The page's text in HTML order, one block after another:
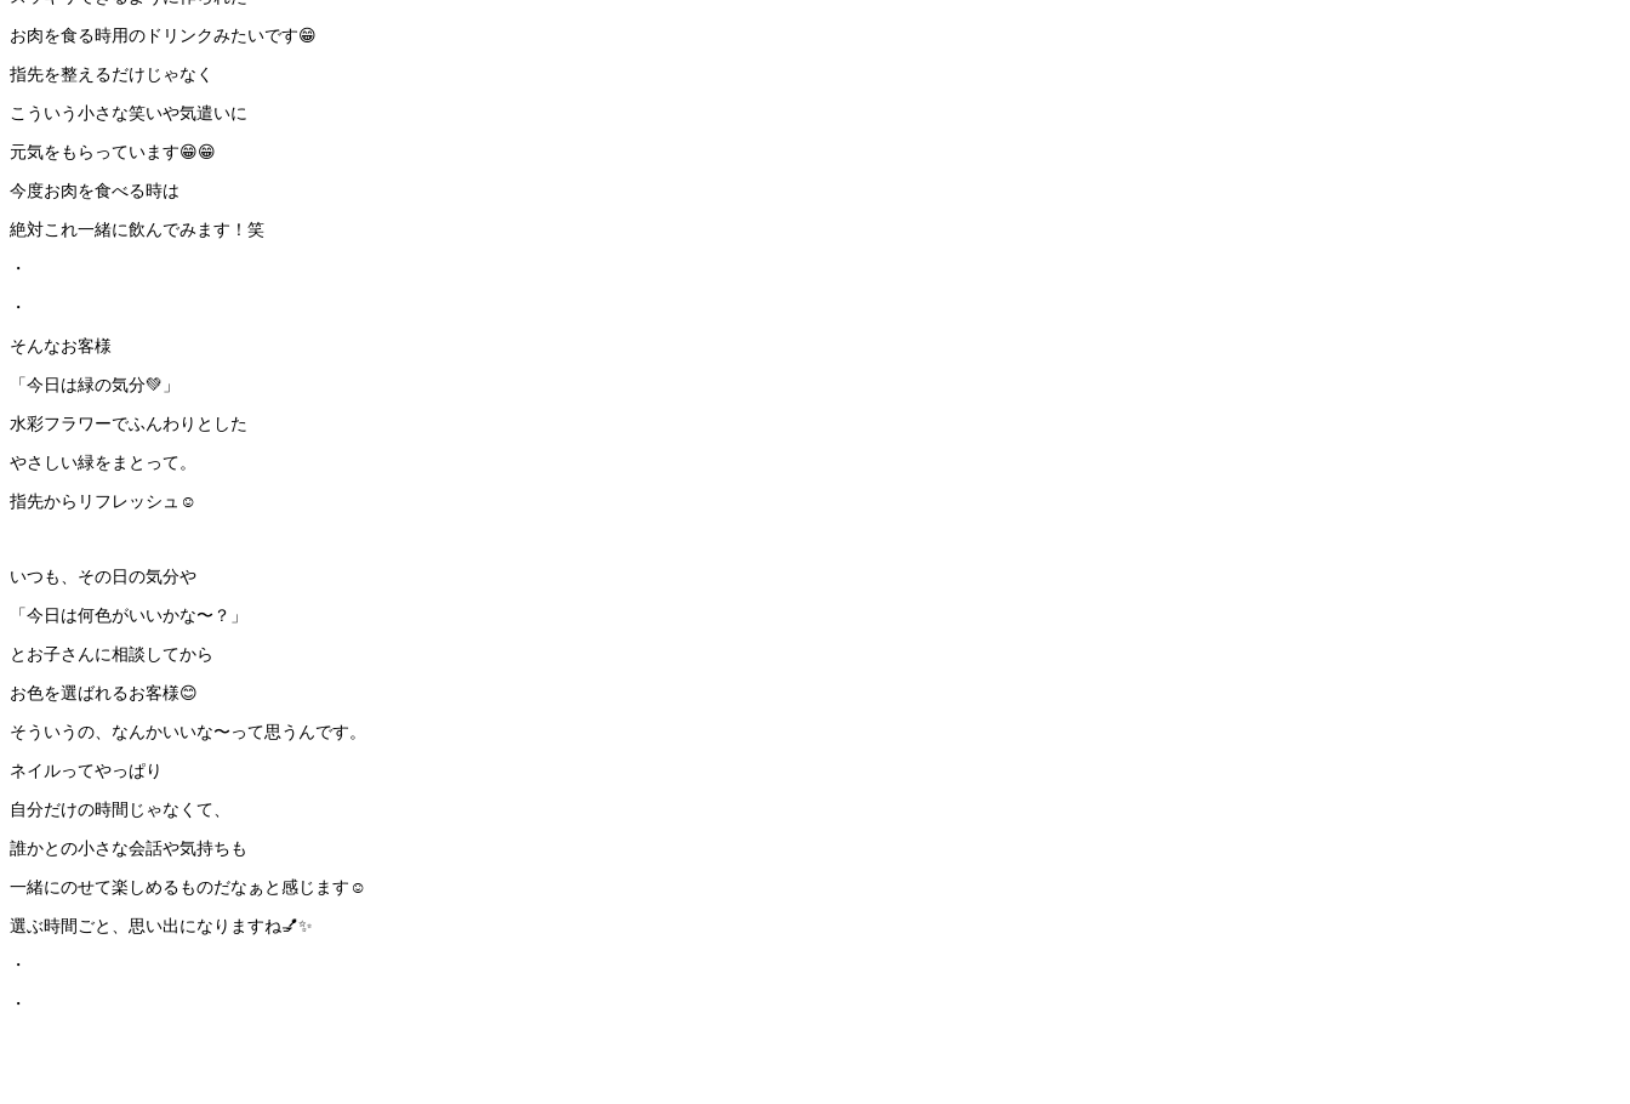
お肉を食る時用のドリンクみたいです😁
指先を整えるだけじゃなく
こういう小さな笑いや気遣いに
元気をもらっています😁😁
今度お肉を食べる時は
絶対これ一緒に飲んでみます！笑
・
・
そんなお客様
「今日は緑の気分💚」
水彩フラワーでふんわりとした
やさしい緑をまとって。
指先からリフレッシュ☺️
いつも、その日の気分や
「今日は何色がいいかな〜？」
とお子さんに相談してから
お色を選ばれるお客様😊
そういうの、なんかいいな〜って思うんです。
ネイルってやっぱり
自分だけの時間じゃなくて、
誰かとの小さな会話や気持ちも
一緒にのせて楽しめるものだなぁと感じます☺️
選ぶ時間ごと、思い出になりますね💅✨
・
・